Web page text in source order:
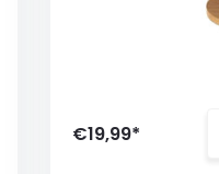
€19,99*